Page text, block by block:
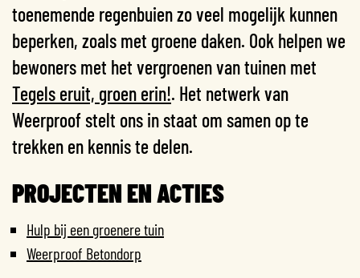
toenemende regenbuien zo veel mogelijk kunnen
beperken, zoals met groene daken. Ook helpen we
bewoners met het vergroenen van tuinen met
Tegels eruit, groen erin!. Het netwerk van
Weerproof stelt ons in staat om samen op te
trekken en kennis te delen.
PROJECTEN EN ACTIES
Hulp bij een groenere tuin
Weerproof Betondorp